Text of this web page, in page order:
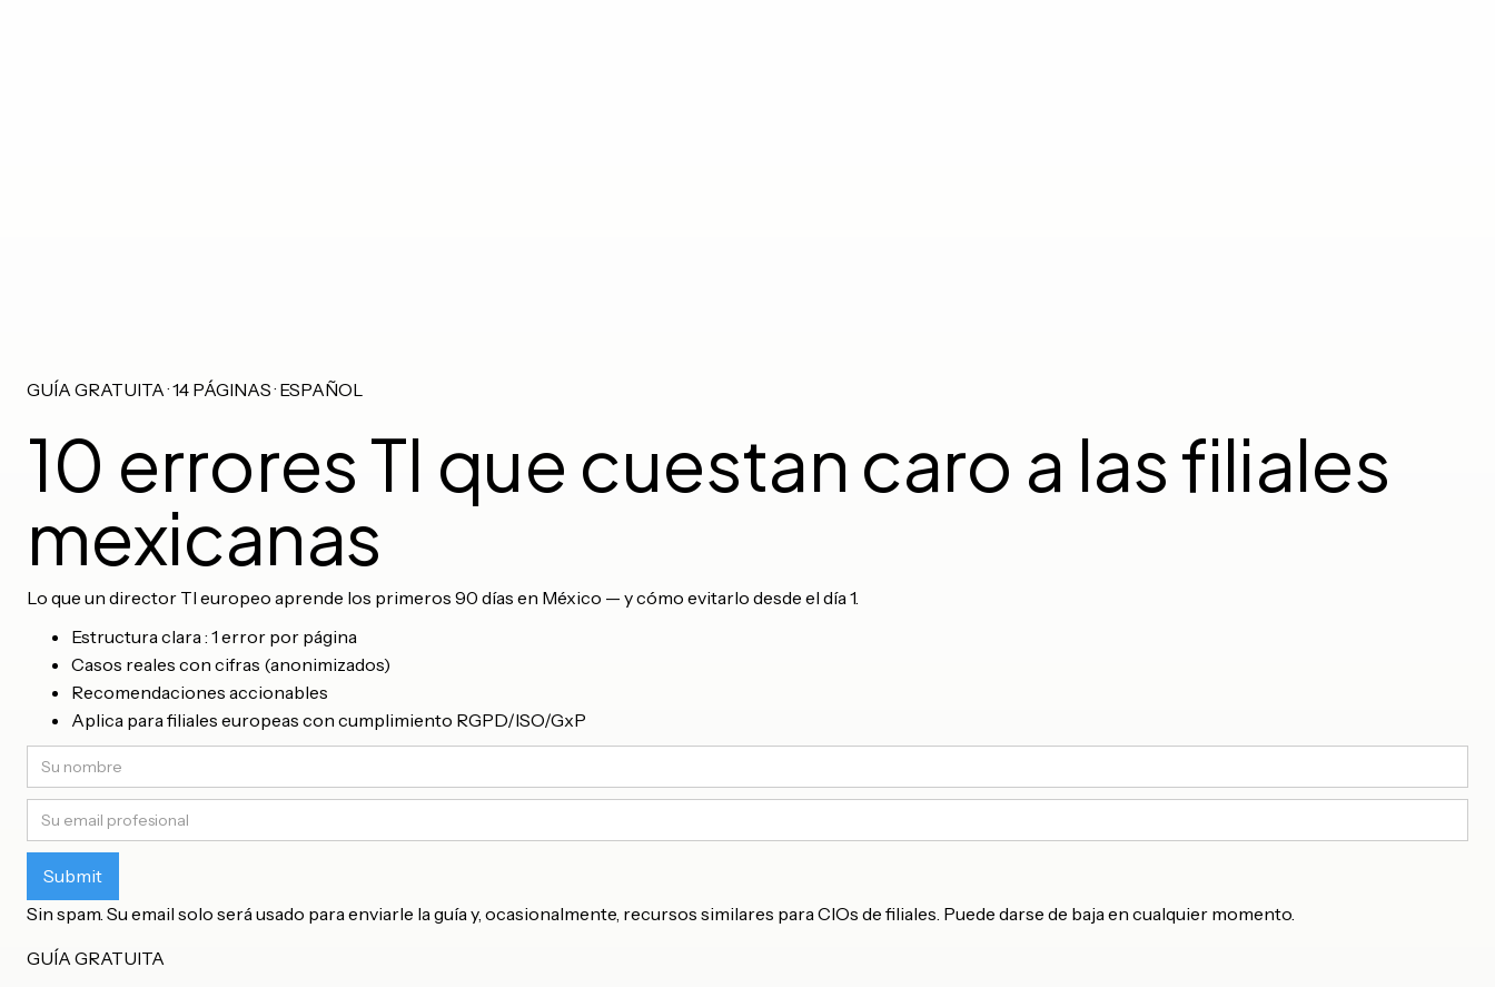
GUÍA GRATUITA · 14 PÁGINAS · ESPAÑOL
10 errores TI que cuestan caro a las filiales
mexicanas
Lo que un director TI europeo aprende los primeros 90 días en México — y cómo evitarlo desde el día 1.
Estructura clara : 1 error por página
Casos reales con cifras (anonimizados)
Recomendaciones accionables
Aplica para filiales europeas con cumplimiento RGPD/ISO/GxP
Sin spam. Su email solo será usado para enviarle la guía y, ocasionalmente, recursos similares para CIOs de filiales. Puede darse de baja en cualquier momento.
GUÍA GRATUITA